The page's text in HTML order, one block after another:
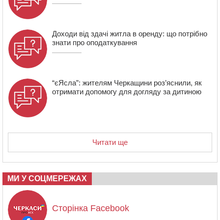
Доходи від здачі житла в оренду: що потрібно
знати про оподаткування
“єЯсла”: жителям Черкащини роз’яснили, як
отримати допомогу для догляду за дитиною
Читати ще
МИ У СОЦМЕРЕЖАХ
Сторінка Facebook